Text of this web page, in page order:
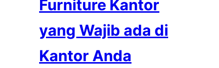
Furniture Kantor
yang Wajib ada di
Kantor Anda